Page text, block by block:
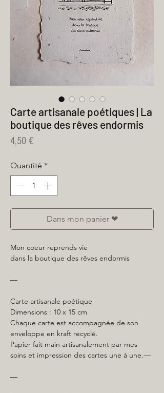
Carte artisanale poétiques | La
boutique des rêves endormis
4,50 €Prix
Quantité *
Dans mon panier ❤
Mon coeur reprends vie
dans la boutique des rêves endormis
—
Carte artisanale poétique
Dimensions : 10 x 15 cm
Chaque carte est accompagnée de son
enveloppe en kraft recyclé.
Papier fait main artisanalement par mes
soins et impression des cartes une à une.—
—